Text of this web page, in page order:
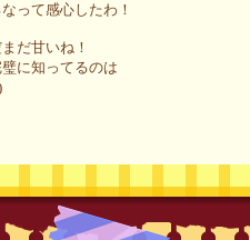
って感心したわ！
だ甘いね！
に知ってるのは